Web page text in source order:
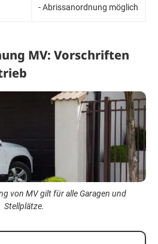
- Abrissanordnung möglich
MV: Vorschriften
von MV gilt für alle Garagen und
Stellplätze.